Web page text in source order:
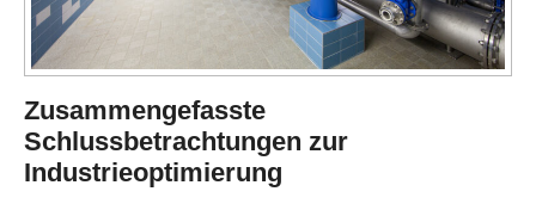
Zusammengefasste
Schlussbetrachtungen zur
Industrieoptimierung